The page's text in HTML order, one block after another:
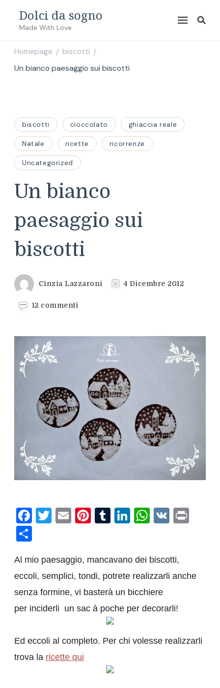
Dolci da sogno
Made With Love
Homepage / biscotti /
Un bianco paesaggio sui biscotti
biscotti cioccolato ghiaccia reale
Natale ricette ricorrenze
Uncategorized
Un bianco
paesaggio sui
biscotti
Cinzia Lazzaroni 4 Dicembre 2012
12 commenti
paesaggio
biscotti
Facebook
Twitter
EmailPinterest
Tumblr
LinkedIn
VK
Al mio paesaggio, mancavano dei biscotti,
eccoli, semplici, tondi, potrete realizzarli anche
senza formine, vi basterà un bicchiere
per inciderli un sac à poche per decorarli!
Ed eccoli al completo. Per chi volesse realizzarli
trova la ricette qui